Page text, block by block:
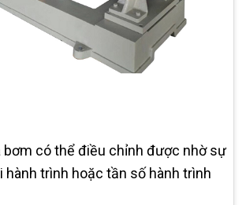
bơm có thể điều chỉnh được nhờ sự
hành trình hoặc tần số hành trình